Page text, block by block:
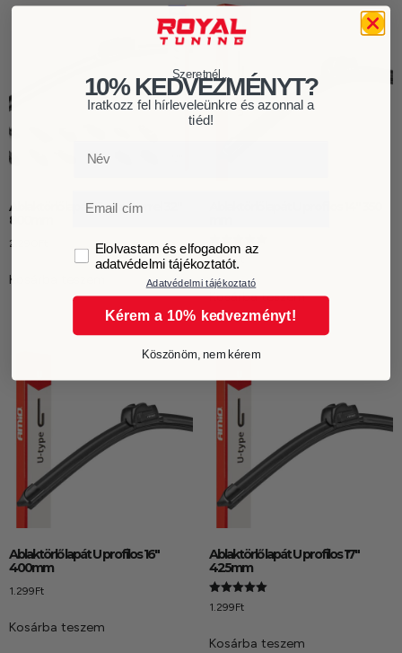
Ablaktörlő lapát 12 adapterrel 32″
800mm
2.290
Kosárba teszem
Értékelés:
5.00
/ 5
1.299Ft
Kosárba teszem
Ablaktörlő lapát U profilos 16″
400mm
1.299Ft
Kosárba teszem
Ablaktörlő lapát U profilos 17″
425mm
Értékelés:
5.00
1.299Ft
Kosárba teszem
Szeretnél...
10% KEDVEZMÉNYT?
Iratkozz fel hírleveleünkre és azonnal a
tiéd!
Név
Email
GDPRElolvastam és elfogadom az
adatvédelmi tájékoztatót.
Adatvédelmi tájékoztató
Kérem a 10% kedvezményt!
Köszönöm, nem kérem